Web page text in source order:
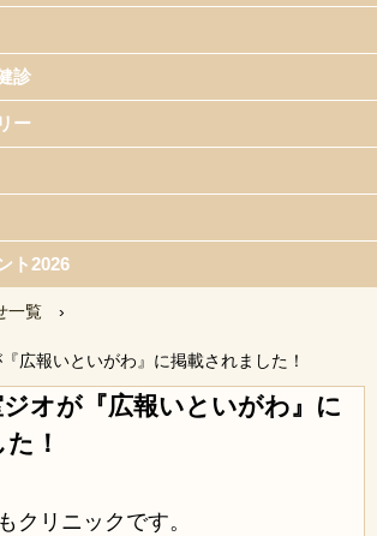
診
ー
ト2026
一覧 ›
広報いといがわ』に掲載されました！
オが『広報いといがわ』に
！
クリニックです。